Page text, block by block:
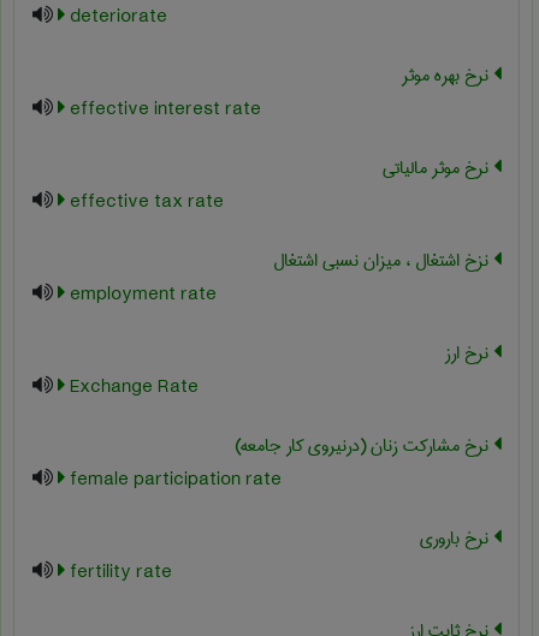
deteriorate
نرخ بهره موثر
effective interest rate
نرخ موثر مالیاتی
effective tax rate
نزخ اشتغال ، میزان نسبی اشتغال
employment rate
نرخ ارز
Exchange Rate
نرخ مشارکت زنان (درنیروی کار جامعه)
female participation rate
نرخ باروری
fertility rate